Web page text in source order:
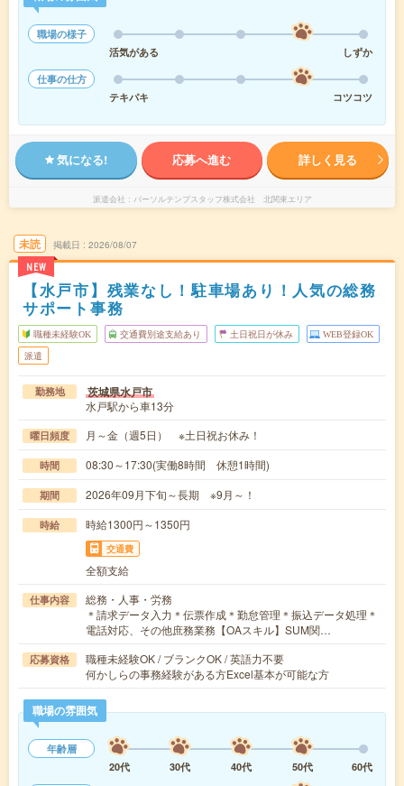
職場の様子
活気がある
しずか
仕事の仕方
テキパキ
コツコツ
気になる! 応募へ進む 詳しく見る
派遣会社 パーソルテンプスタッフ株式会社 北関東エリア
未読
NEW
掲載日 2026/08/07
【水戸市】残業なし！駐車場あり！人気の総務
サポート事務
職種未経験OK 交通費別途支給あり 土日祝日が休み WEB登録OK
派遣
勤務地 茨城県水戸市
水戸駅から車13分
曜日頻度 月～金（週5日） ※土日祝お休み！
時間 08:30～17:30(実働8時間 休憩1時間)
期間 2026年09月下旬～長期 ※9月～！
時給 時給1300円～1350円
交通費
全額支給
仕事内容
総務・人事・労務
＊請求データ入力＊伝票作成＊勤怠管理＊振込データ処理＊
電話対応、その他庶務業務【OAスキル】SUM関…
応募資格
職種未経験OK / ブランクOK / 英語力不要
何かしらの事務経験がある方Excel基本が可能な方
職場の雰囲気
年齢層
20代
30代 40代 50代
60代